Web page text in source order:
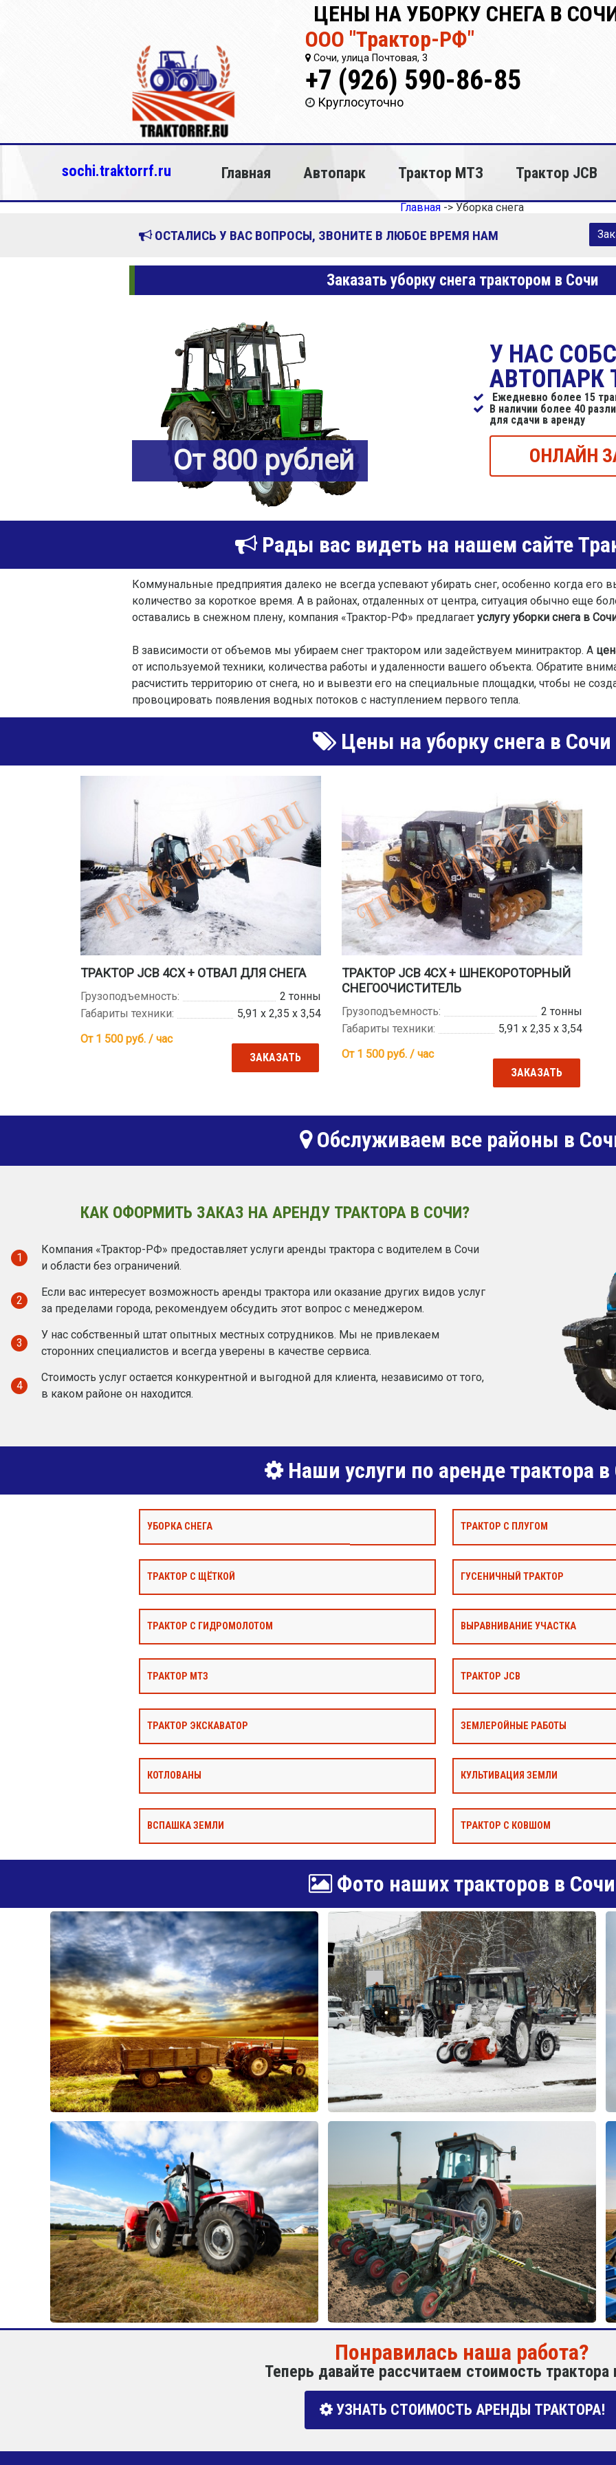
ЦЕНЫ НА УБОРКУ СНЕГА В
ООО "Трактор-РФ"
Сочи, улица Почтовая, 3
+7 (926) 590-86-85
Круглосуточно
sochi.traktorrf.ru Главная Автопарк Трактор МТЗ Трактор JCB
Главная -> Уборка снега
ОСТАЛИСЬ У ВАС ВОПРОСЫ, ЗВОНИТЕ В ЛЮБОЕ ВРЕМЯ НАМ
Заказать уборку снега трактором в Сочи
От 800 рублей
У НАС
АВТОПАРК
Ежедневно более 15
В наличии более 40
для сдачи в аренду
ОНЛАЙН
Рады вас видеть на нашем сайте
Коммунальные предприятия далеко не всегда успевают убирать снег, особенно когда его
количество за короткое время. А в районах, отдаленных от центра, ситуация обычно еще
оставались в снежном плену, компания «Трактор-РФ» предлагает услугу уборки снега в
В зависимости от объемов мы убираем снег трактором или задействуем минитрактор. А
от используемой техники, количества работы и удаленности вашего объекта. Обратите
расчистить территорию от снега, но и вывезти его на специальные площадки, чтобы не
провоцировать появления водных потоков с наступлением первого тепла.
Цены на уборку снега в Сочи
ТРАКТОР JCB 4CX + ОТВАЛ ДЛЯ СНЕГА
Грузоподъемность:
2 тонны
Габариты техники:
5,91 х 2,35 х 3,54
От 1 500 руб. / час
ЗАКАЗАТЬ
ТРАКТОР JCB 4CX + ШНЕКОРОТОРНЫЙ
СНЕГООЧИСТИТЕЛЬ
Грузоподъемность:
2 тонны
Габариты техники:
5,91 х 2,35 х 3,54
От 1 500руб. / час
ЗАКАЗАТЬ
Обслуживаем все районы в
КАК ОФОРМИТЬ ЗАКАЗ НА АРЕНДУ ТРАКТОРА В СОЧИ?
1
Компания «Трактор-РФ» предоставляет услуги аренды трактора с водителем в Сочи
и области без ограничений.
2
Если вас интересует возможность аренды трактора или оказание других видов услуг
за пределами города, рекомендуем обсудить этот вопрос с менеджером.
3
У нас собственный штат опытных местных сотрудников. Мы не привлекаем
сторонних специалистов и всегда уверены в качестве сервиса.
4
Стоимость услуг остается конкурентной и выгодной для клиента, независимо от того,
в каком районе он находится.
Наши услуги по аренде трактора в
УБОРКА СНЕГА ТРАКТОР С ПЛУГОМ
ТРАКТОР С ЩЁТКОЙ ГУСЕНИЧНЫЙ ТРАКТОР
ТРАКТОР С ГИДРОМОЛОТОМ ВЫРАВНИВАНИЕ УЧАСТКА
ТРАКТОР МТЗ ТРАКТОР JCB
ТРАКТОР ЭКСКАВАТОР ЗЕМЛЕРОЙНЫЕ РАБОТЫ
КОТЛОВАНЫ КУЛЬТИВАЦИЯ ЗЕМЛИ
ВСПАШКА ЗЕМЛИ ТРАКТОР С КОВШОМ
Фото наших тракторов в Сочи
Понравилась наша работа?
Теперь давайте рассчитаем стоимость трактора
УЗНАТЬ СТОИМОСТЬ АРЕНДЫ ТРАКТОРА!